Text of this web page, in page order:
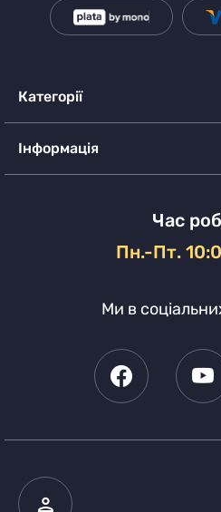
Категорії
Інформація
Час
Пн.-Пт.
Ми в